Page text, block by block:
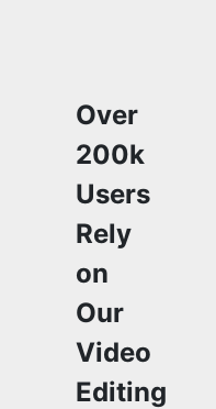
Over
200k
Users
Rely
on
Our
Video
Editing